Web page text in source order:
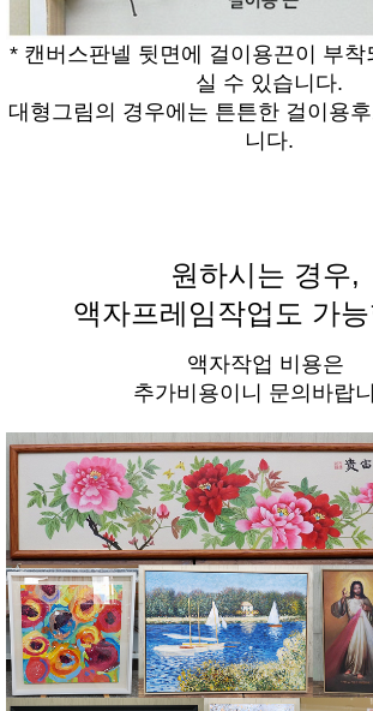
* 캔버스판넬 뒷면에 걸이용끈이 부
실 수 있습니다.
대형그림의 경우에는 튼튼한 걸이용
니다.
원하시는 경우,
액자프레임작업도 가
액자작업 비용은
추가비용이니 문의바랍